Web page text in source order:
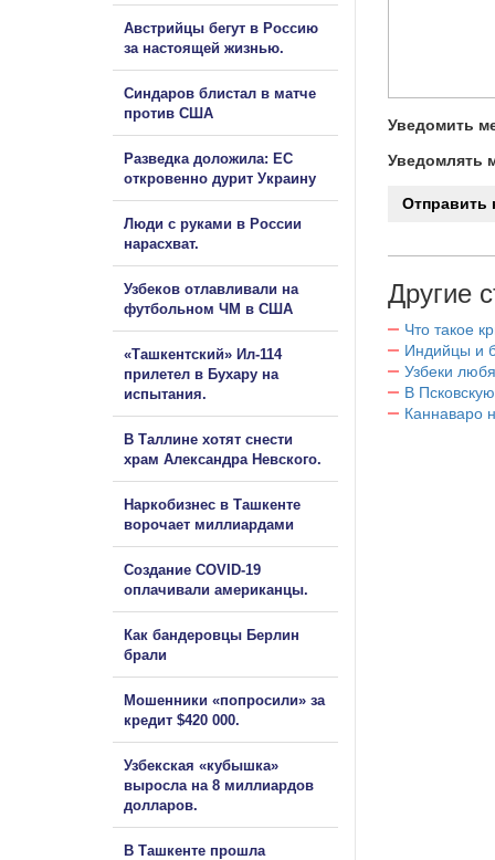
Уведомить
Уведомлять
Другие
Что такое
Индийцы и
Узбеки
В
Каннаваро
Австрийцы бегут в Россию
за настоящей жизнью.
Синдаров блистал в матче
против США
Разведка доложила: ЕС
откровенно дурит Украину
Люди с руками в России
нарасхват.
Узбеков отлавливали на
футбольном ЧМ в США
«Ташкентский» Ил-114
прилетел в Бухару на
испытания.
В Таллине хотят снести
храм Александра Невского.
Наркобизнес в Ташкенте
ворочает миллиардами
Создание COVID-19
оплачивали американцы.
Как бандеровцы Берлин
брали
Мошенники «попросили» за
кредит $420 000.
Узбекская «кубышка»
выросла на 8 миллиардов
долларов.
В Ташкенте прошла